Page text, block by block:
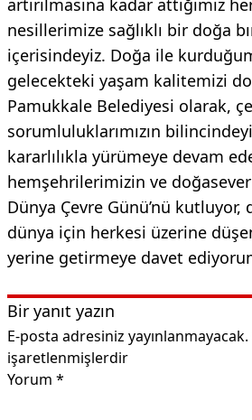
nesillerimize sağlıklı bir doğa
içerisindeyiz. Doğa ile
gelecekteki yaşam kalitemizi
Pamukkale Belediyesi olarak,
sorumluluklarımızın
kararlılıkla yürümeye devam
hemşehrilerimizin ve
Dünya Çevre Günü’nü
dünya için herkesi üzerine
yerine getirmeye davet
Bir yanıt yazın
E-posta adresiniz yayınlanmayacak.
işaretlenmişlerdir
Yorum *